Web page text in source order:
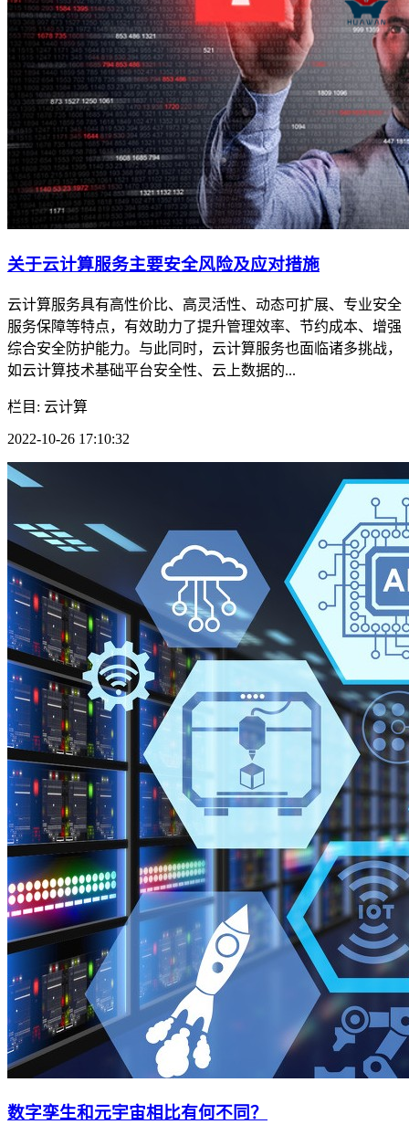
关于云计算服务主要安全风险及应对措施
云计算服务具有高性价比、高灵活性、动态可扩展、专业安全
服务保障等特点，有效助力了提升管理效率、节约成本、增强
综合安全防护能力。与此同时，云计算服务也面临诸多挑战，
如云计算技术基础平台安全性、云上数据的...
栏目: 云计算
2022-10-26 17:10:32
数字孪生和元宇宙相比有何不同？